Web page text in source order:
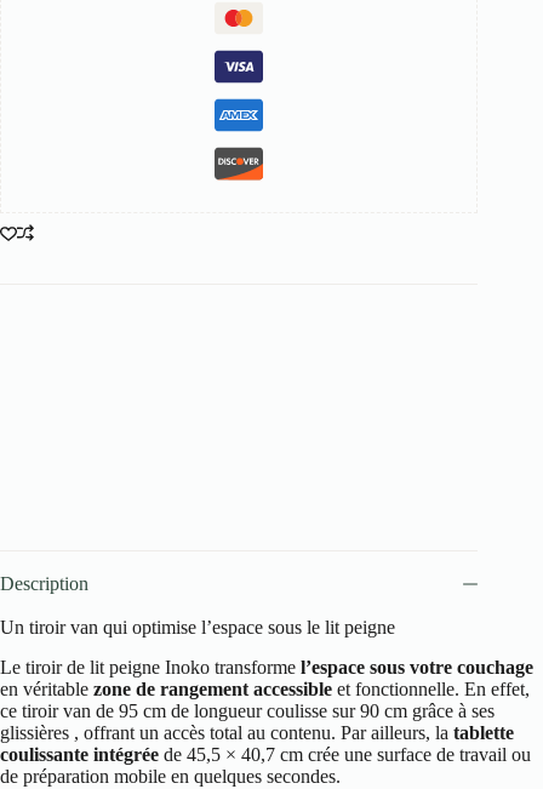
Description
Un tiroir van qui optimise l’espace sous le lit peigne
Le tiroir de lit peigne Inoko transforme l’espace sous votre couchage
en véritable zone de rangement accessible et fonctionnelle. En effet,
ce tiroir van de 95 cm de longueur coulisse sur 90 cm grâce à ses
glissières , offrant un accès total au contenu. Par ailleurs, la tablette
coulissante intégrée de 45,5 × 40,7 cm crée une surface de travail ou
de préparation mobile en quelques secondes.